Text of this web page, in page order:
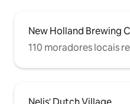
New Holland Brewing
110 moradores locais